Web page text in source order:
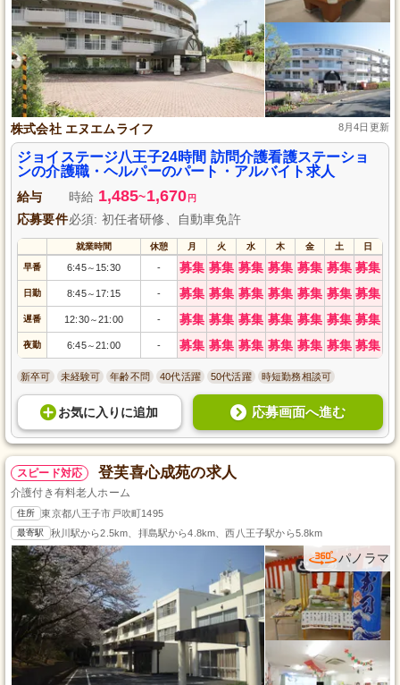
株式会社 エヌエムライフ 8月4日更新
ジョイステージ八王子24時間 訪問介護看護ステーショ
ンの介護職・ヘルパーのパート・アルバイト求人
給与 時給 1,485~1,670 円
応募要件必須: 初任者研修、自動車免許
就業時間 休憩 月 火 水 木 金 土 日
早番 6:45～ 15:30 - 募集 募集 募集 募集 募集 募集 募集
日勤 8:45～ 17:15 - 募集 募集 募集 募集 募集 募集 募集
遅番 12:30～21:00 - 募集 募集 募集 募集 募集 募集 募集
夜勤 6:45～21:00 - 募集 募集 募集 募集 募集 募集 募集
新卒可 未経験可 年齢不問 40代活躍 50代活躍 時短勤務相談可
お気に入り に追加 応募画面へ進む
スピード対応 登芙喜心成苑の求人
介護付き有料老人ホーム
住所 東京都八王子市戸吹町1495
最寄駅 秋川駅から2.5km、拝島駅から4.8km、西八王子駅から5.8km
パノラマ